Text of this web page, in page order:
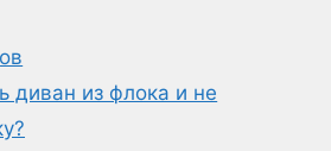
диван из флока и не